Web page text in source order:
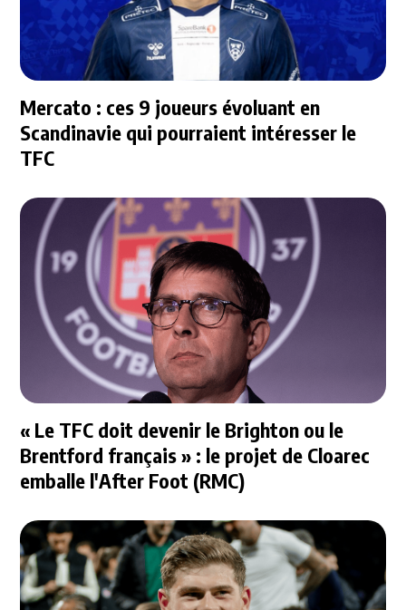
Mercato : ces 9 joueurs évoluant en
Scandinavie qui pourraient intéresser le
TFC
« Le TFC doit devenir le Brighton ou le
Brentford français » : le projet de Cloarec
emballe l'After Foot (RMC)